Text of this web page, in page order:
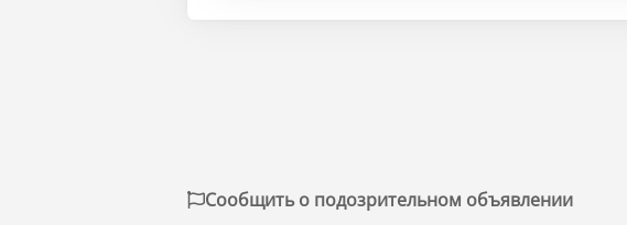
Сообщить о подозрительном объявлении